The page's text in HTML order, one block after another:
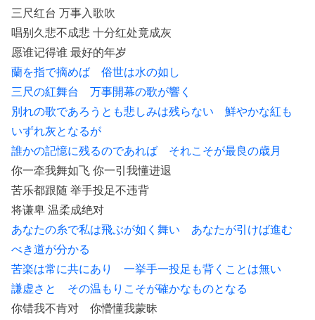
三尺红台 万事入歌吹
唱别久悲不成悲 十分红处竟成灰
愿谁记得谁 最好的年岁
蘭を指で摘めば 俗世は水の如し
三尺の紅舞台 万事開幕の歌が響く
別れの歌であろうとも悲しみは残らない 鮮やかな紅も
いずれ灰となるが
誰かの記憶に残るのであれば それこそが最良の歳月
你一牵我舞如飞 你一引我懂进退
苦乐都跟随 举手投足不违背
将谦卑 温柔成绝对
あなたの糸で私は飛ぶが如く舞い あなたが引けば進む
べき道が分かる
苦楽は常に共にあり 一挙手一投足も背くことは無い
謙虚さと その温もりこそが確かなものとなる
你错我不肯对 你懵懂我蒙昧